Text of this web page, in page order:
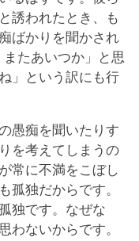
誘われたとき、も
ばかりを聞かされ
またあいつか」と思
」という訳にも行
愚痴を聞いたりす
を考えてしまうの
常に不満をこぼし
孤独だからです。
独です。なぜな
わないからです。